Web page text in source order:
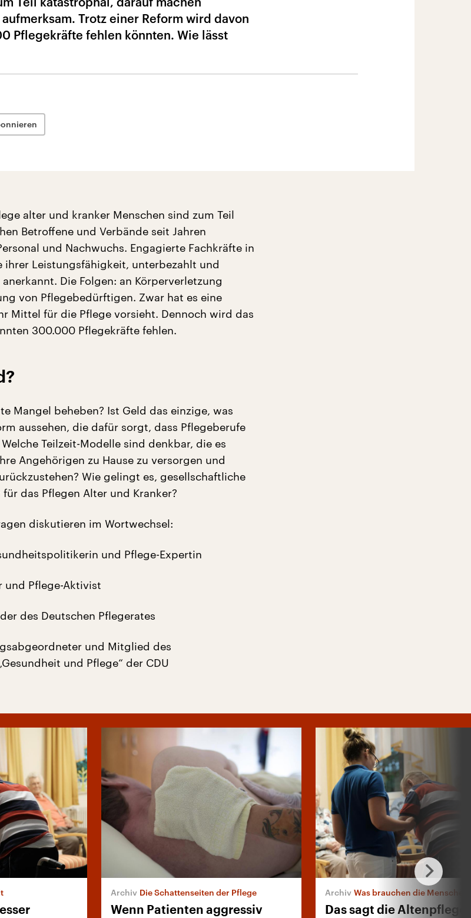
Trotz einer Reform wird davon
Pflegekräfte fehlen könnten. Wie lässt
alter und kranker Menschen sind zum Teil
Betroffene und Verbände seit Jahren
und Nachwuchs. Engagierte Fachkräfte in
ihrer Leistungsfähigkeit, unterbezahlt und
Die Folgen: an Körperverletzung
von Pflegebedürftigen. Zwar hat es eine
Mittel für die Pflege vorsieht. Dennoch wird das
300.000 Pflegekräfte fehlen.
Mangel beheben? Ist Geld das einzige, was
aussehen, die dafür sorgt, dass Pflegeberufe
Teilzeit-Modelle sind denkbar, die es
Angehörigen zu Hause zu versorgen und
Wie gelingt es, gesellschaftliche
das Pflegen Alter und Kranker?
diskutieren im Wortwechsel:
und Pflege-Expertin
und Pflege-Aktivist
des Deutschen Pflegerates
und Mitglied des
und Pflege“ der CDU
Die Schattenseiten der Pflege
Wenn Patienten aggressiv
Was brauchen die Menschen in
Das sagt die